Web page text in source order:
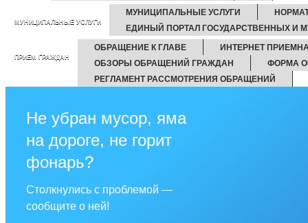
МУНИЦИПАЛЬНЫЕ УСЛУГИ
МУНИЦИПАЛЬНЫЕ УСЛУГИ
ЕДИНЫЙ ПОРТАЛ ГОСУДАРСТВЕННЫХ И
ПРИЕМ ГРАЖДАН
ОБРАЩЕНИЕ К ГЛАВЕ
ИНТЕРНЕТ
ОБЗОРЫ ОБРАЩЕНИЙ ГРАЖДАН
ФОРМА
РЕГЛАМЕНТ РАССМОТРЕНИЯ ОБРАЩЕНИЙ
Не убран мусор, яма
на дороге, не горит
фонарь?
Столкнулись с проблемой —
сообщите о ней!